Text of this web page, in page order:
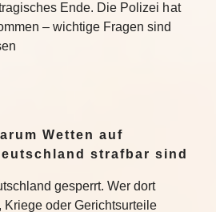
Ende. Die Polizei hat
– wichtige Fragen sind
Wetten auf
strafbar sind
gesperrt. Wer dort
Kriege oder Gerichtsurteile